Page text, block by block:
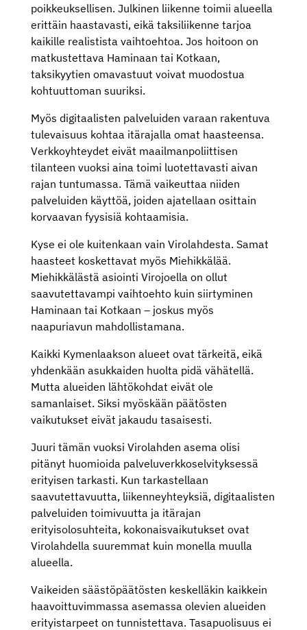
poikkeuksellisen. Julkinen liikenne toimii alueella
erittäin haastavasti, eikä taksiliikenne tarjoa
kaikille realistista vaihtoehtoa. Jos hoitoon on
matkustettava Haminaan tai Kotkaan,
taksikyytien omavastuut voivat muodostua
kohtuuttoman suuriksi.
Myös digitaalisten palveluiden varaan rakentuva
tulevaisuus kohtaa itärajalla omat haasteensa.
Verkkoyhteydet eivät maailmanpoliittisen
tilanteen vuoksi aina toimi luotettavasti aivan
rajan tuntumassa. Tämä vaikeuttaa niiden
palveluiden käyttöä, joiden ajatellaan osittain
korvaavan fyysisiä kohtaamisia.
Kyse ei ole kuitenkaan vain Virolahdesta. Samat
haasteet koskettavat myös Miehikkälää.
Miehikkälästä asiointi Virojoella on ollut
saavutettavampi vaihtoehto kuin siirtyminen
Haminaan tai Kotkaan – joskus myös
naapuriavun mahdollistamana.
Kaikki Kymenlaakson alueet ovat tärkeitä, eikä
yhdenkään asukkaiden huolta pidä vähätellä.
Mutta alueiden lähtökohdat eivät ole
samanlaiset. Siksi myöskään päätösten
vaikutukset eivät jakaudu tasaisesti.
Juuri tämän vuoksi Virolahden asema olisi
pitänyt huomioida palveluverkkoselvityksessä
erityisen tarkasti. Kun tarkastellaan
saavutettavuutta, liikenneyhteyksiä, digitaalisten
palveluiden toimivuutta ja itärajan
erityisolosuhteita, kokonaisvaikutukset ovat
Virolahdella suuremmat kuin monella muulla
alueella.
Vaikeiden säästöpäätösten keskelläkin kaikkein
haavoittuvimmassa asemassa olevien alueiden
erityistarpeet on tunnistettava. Tasapuolisuus ei